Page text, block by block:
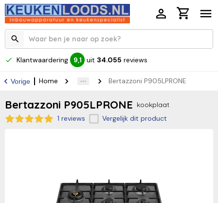
Klantwaardering 9,1 uit 34.055 reviews
Vorige Home Bertazzoni P905LPRONE
Bertazzoni P905LPRONE kookplaat
1 reviews
Vergelijk dit product